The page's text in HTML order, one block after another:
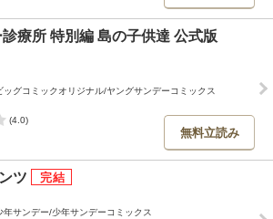
診療所 特別編 島の子供達 公式版
ッグコミックオリジナル/ヤングサンデーコミックス
(4.0)
無料立読み
ツ
年サンデー/少年サンデーコミックス